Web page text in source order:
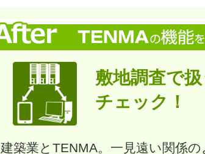
敷地調査で
チェック！
建築業とTENMA。一見遠い関係